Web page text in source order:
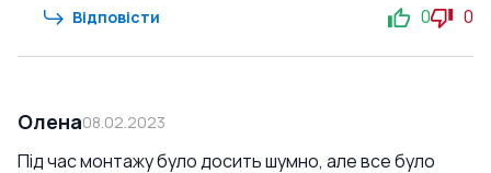
Відповісти 0 0
Олена08.02.2023
Під час монтажу було досить шумно, але все було